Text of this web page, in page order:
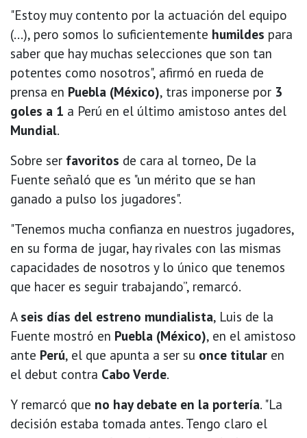
"Estoy muy contento por la actuación del equipo
(...), pero somos lo suficientemente humildes para
saber que hay muchas selecciones que son tan
potentes como nosotros", afirmó en rueda de
prensa en Puebla (México), tras imponerse por 3
goles a 1 a Perú en el último amistoso antes del
Mundial.
Sobre ser favoritos de cara al torneo, De la
Fuente señaló que es "un mérito que se han
ganado a pulso los jugadores".
"Tenemos mucha confianza en nuestros jugadores,
en su forma de jugar, hay rivales con las mismas
capacidades de nosotros y lo único que tenemos
que hacer es seguir trabajando”, remarcó.
A seis días del estreno mundialista, Luis de la
Fuente mostró en Puebla (México), en el amistoso
ante Perú, el que apunta a ser su once titular en
el debut contra Cabo Verde.
Y remarcó que no hay debate en la portería. "La
decisión estaba tomada antes. Tengo claro el